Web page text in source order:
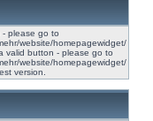
please go to
website/homepagewidget/
valid button - please go to
website/homepagewidget/
version.